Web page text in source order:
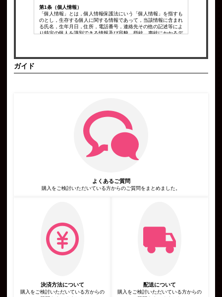
第1条（個人情報）
「個人情報」とは，個人情報保護法にいう「個人情報」を指すも
のとし，生存する個人に関する情報であって，当該情報に含まれ
る氏名，生年月日，住所，電話番号，連絡先その他の記述等によ
り特定の個人を識別できる情報及び容貌，指紋，声紋にかかるデ
第2条（個人情報の収集方法）
第3条（個人情報を収集・利用する目的）
当社が個人情報を収集・利用する目的は，以下のとおりです。
当社サービスの提供・運営のため
ユーザーからのお問い合わせに回答するため（本人確認を行うこ
ユーザーが利用中のサービスの新機能，更新情報，キャンペーン
等及び当社が提供する他のサービスの案内のメールを送付するた
広告，宣伝，マーケティングへの活用のため
利用規約に違反したユーザーや，不正・不当な目的でサービスを
第4条（利用目的の変更）
当社は，利用目的が変更前と関連性を有すると合理的に認められ
る場合に限り，個人情報の利用目的を変更するものとします。
利用目的の変更を行った場合には，変更後の目的について，当社
当社は，次に掲げる場合を除いて，あらかじめユーザーの同意を
得ることなく，第三者に個人情報を提供することはありません。
ガイド
よくあるご質問
購入をご検討いただいている方からのご質問をまとめました。
決済方法について
購入をご検討いただいている方からの
配送について
購入をご検討いただいている方からの